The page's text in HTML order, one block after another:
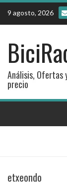
Skip
content
9 agosto, 2026
Análisis, Ofertas
precio
etxeondo